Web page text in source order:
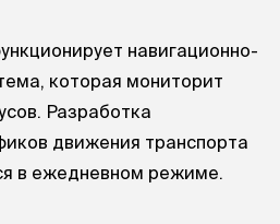
навигационно-
которая мониторит
Разработка
движения транспорта
в ежедневном режиме.